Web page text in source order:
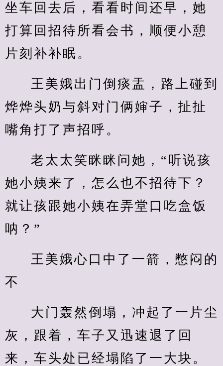
坐车回去后，看看时间还早，她
打算回招待所看会书，顺便小憩
片刻补补眠。
王美娥出门倒痰盂，路上碰到
烨烨头奶与斜对门俩婶子，扯扯
嘴角打了声招呼。
老太太笑眯眯问她，“听说孩
她小姨来了，怎么也不招待下？
就让孩跟她小姨在弄堂口吃盒饭
呐？”
王美娥心口中了一箭，憋闷的
不
大门轰然倒塌，冲起了一片尘
灰，跟着，车子又迅速退了回
来，车头处已经塌陷了一大块。